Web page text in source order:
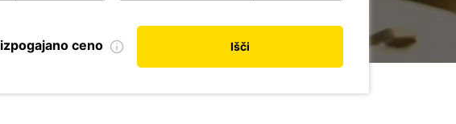
izpogajano ceno Išči